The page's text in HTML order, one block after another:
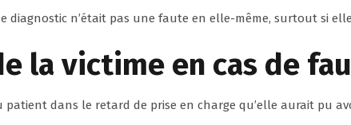
diagnostic n’était pas une faute en elle-même, surtout si
la victime en cas de
patient dans le retard de prise en charge qu’elle aurait pu